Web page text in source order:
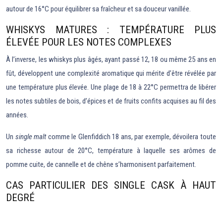
autour de 16°C pour équilibrer sa fraîcheur et sa douceur vanillée.
WHISKYS MATURES : TEMPÉRATURE PLUS
ÉLEVÉE POUR LES NOTES COMPLEXES
À l’inverse, les whiskys plus âgés, ayant passé 12, 18 ou même 25 ans en
fût, développent une complexité aromatique qui mérite d’être révélée par
une température plus élevée. Une plage de 18 à 22°C permettra de libérer
les notes subtiles de bois, d’épices et de fruits confits acquises au fil des
années.
Un single maltcomme le Glenfiddich 18 ans, par exemple, dévoilera toute
sa richesse autour de 20°C, température à laquelle ses arômes de
pomme cuite, de cannelle et de chêne s’harmonisent parfaitement.
CAS PARTICULIER DES SINGLE CASK À HAUT
DEGRÉ